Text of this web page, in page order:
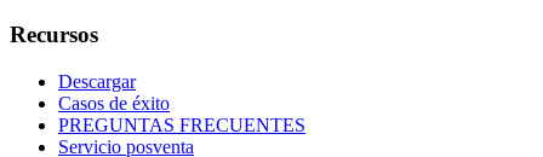
Recursos
Descargar
Casos de éxito
PREGUNTAS FRECUENTES
Servicio posventa